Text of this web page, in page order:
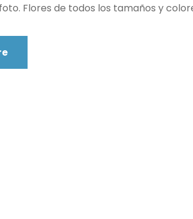
Flores de todos los tamaños y